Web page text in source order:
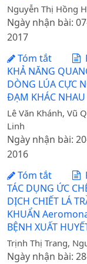
Nguyễn Thị Hồng
Ngày nhận bài:
2017
Tóm tắt
KHẢ NĂNG
DÒNG LÚA CỰC
ĐẠM KHÁC NHAU
Lê Văn Khánh, Vũ
Linh
Ngày nhận bài:
2016
Tóm tắt
TÁC DỤNG ỨC
DỊCH CHIẾT LÁ
KHUẨN
BỆNH XUẤT
Trịnh Thị Trang,
Ngày nhận bài: